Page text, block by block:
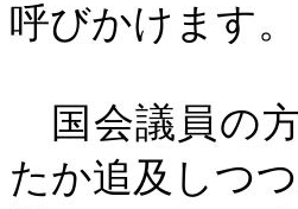
呼びかけます。
国会議員の
たか追及しつ